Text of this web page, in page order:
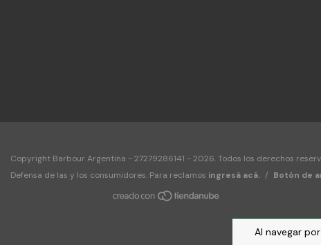
Al navegar
Copyright Barbour Argentina - 27279286141 - 2026. Todos los derechos
Defensa de las y los consumidores. Para reclamos ingresá acá. / Botón de